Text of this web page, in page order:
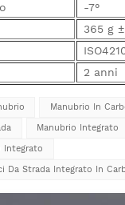
-7°
365 g
2 anni
Manubrio In
Manubrio Integrato
Integrato
Da Strada Integrato In